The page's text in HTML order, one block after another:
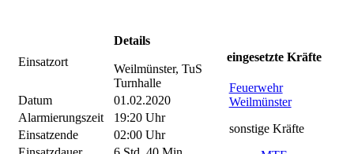
Einsatzort
Details
Weilmünster, TuS
Turnhalle
Datum
01.02.2020
Alarmierungszeit
19:20 Uhr
Einsatzende
02:00 Uhr
eingesetzte Kräfte
Feuerwehr
Weilmünster
sonstige Kräfte